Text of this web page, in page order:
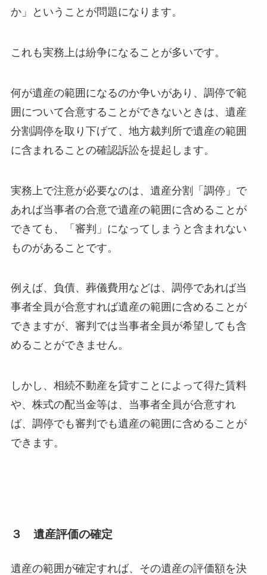
か」ということが問題になります。
これも実務上は紛争になることが多いです。
何が遺産の範囲になるのか争いがあり、調停で範
囲について合意することができないときは、遺産
分割調停を取り下げて、地方裁判所で遺産の範囲
に含まれることの確認訴訟を提起します。
実務上で注意が必要なのは、遺産分割「調停」で
あれば当事者の合意で遺産の範囲に含めることが
できても、「審判」になってしまうと含まれない
ものがあることです。
例えば、負債、葬儀費用などは、調停であれば当
事者全員が合意すれば遺産の範囲に含めることが
できますが、審判では当事者全員が希望しても含
めることができません。
しかし、相続不動産を貸すことによって得た賃料
や、株式の配当金等は、当事者全員が合意すれ
ば、調停でも審判でも遺産の範囲に含めることが
できます。
３ 遺産評価の確定
遺産の範囲が確定すれば、その遺産の評価額を決